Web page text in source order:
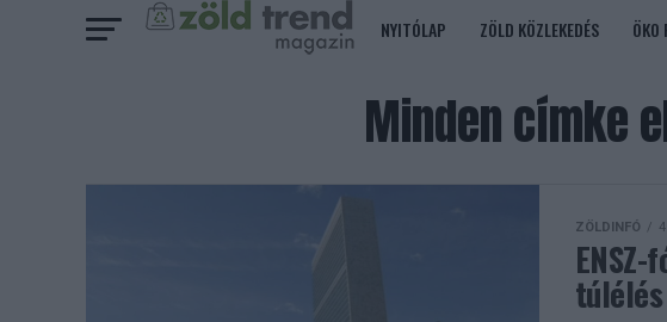
NYITÓLAP ZÖLD KÖZLEKEDÉS ÖKO
Minden címke
ZÖLDINFÓ